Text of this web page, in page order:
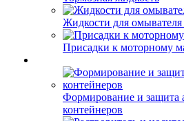
Жидкости для омывателя
Присадки к моторному
Формирование и
контейнеров